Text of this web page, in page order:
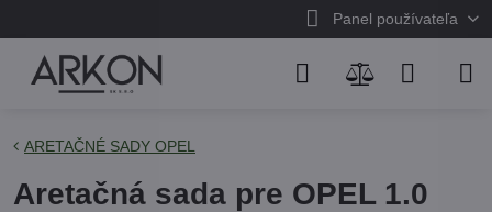
Panel používateľa
ARETAČNÉ SADY OPEL
Aretačná sada pre OPEL 1.0